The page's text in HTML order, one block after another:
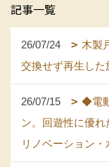
記事一覧
26/07/24
木製
交換せず再生した
26/07/15
◆電
ン。回遊性に優
リノベーション